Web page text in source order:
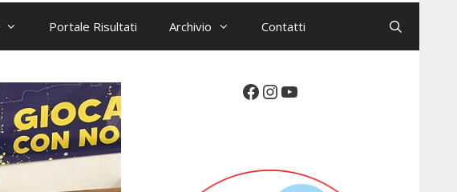
Portale Risultati Archivio Contatti
Facebook
Instagram
YouTube